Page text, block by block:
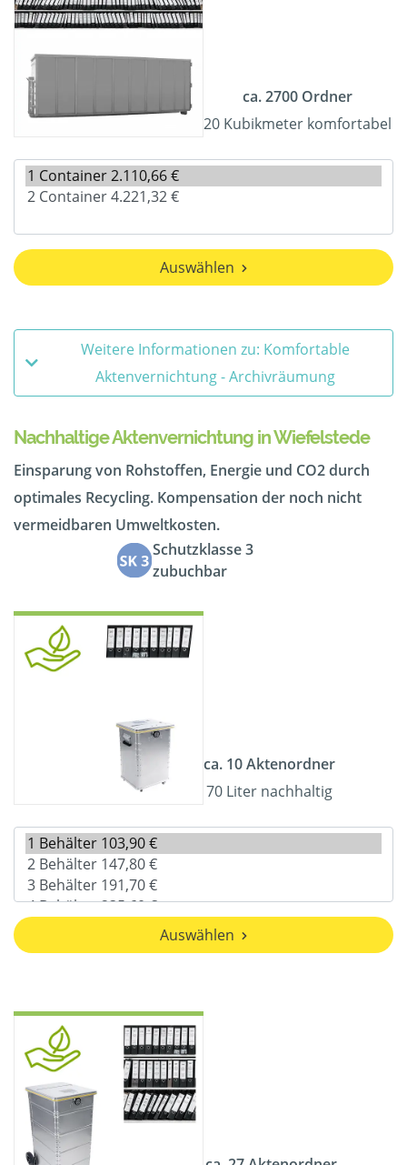
ca. 2700 Ordner
20 Kubikmeter komfortabel
Auswählen
Weitere Informationen zu: Komfortable
Aktenvernichtung - Archivräumung
Nachhaltige Aktenvernichtung in Wiefelstede
Einsparung von Rohstoffen, Energie und CO2 durch
optimales Recycling. Kompensation der noch nicht
vermeidbaren Umweltkosten.
Schutzklasse 3
zubuchbar
ca. 10 Aktenordner
70 Liter nachhaltig
Auswählen